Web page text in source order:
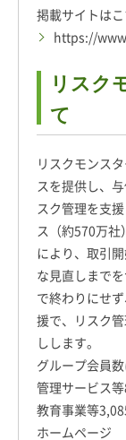
掲載サイトは
https://
リスク
て
リスクモンス
スを提供し、
スク管理を支
ス（約570万社
により、取引
な見直しまで
で終わりにせ
援で、リスク
しします。
グループ会員
管理サービス
教育事業等
ホームページ